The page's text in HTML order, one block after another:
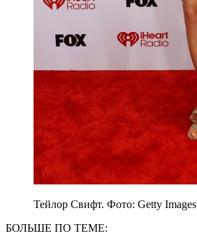
Тейлор Свифт. Фото: Getty Images
БОЛЬШЕ ПО ТЕМЕ: